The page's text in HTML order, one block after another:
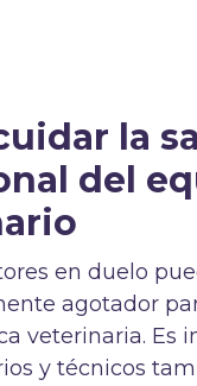
la
del
en duelo
agotador
veterinaria. Es
y técnicos